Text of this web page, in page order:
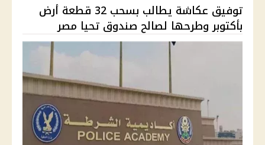
توفيق عكاشة يطالب بسحب 32 قطعة أرض
بأكتوبر وطرحها لصالح صندوق تحيا مصر